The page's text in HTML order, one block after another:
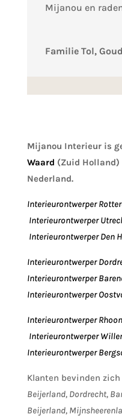
Mijanou en
Familie Tol,
Mijanou Interieur is
Waard (Zuid Holland)
Nederland.
Interieurontwerper
Interieurontwerper
Interieurontwerper Den
Interieurontwerper
Interieurontwerper
Interieurontwerper
Interieurontwerper Rhoon
Interieurontwerper
Interieurontwerper
Klanten bevinden
Beijerland, Dordrecht,
Beijerland,